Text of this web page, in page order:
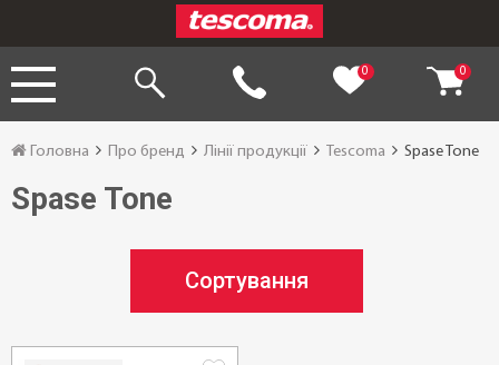
0 0
Головна Про бренд Лінії продукції Tescoma Spase Tone
Spase Tone
Сортування